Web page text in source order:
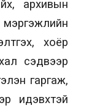
архивын
хоёр
сэдвээр
гаргаж,
идэвхтэй